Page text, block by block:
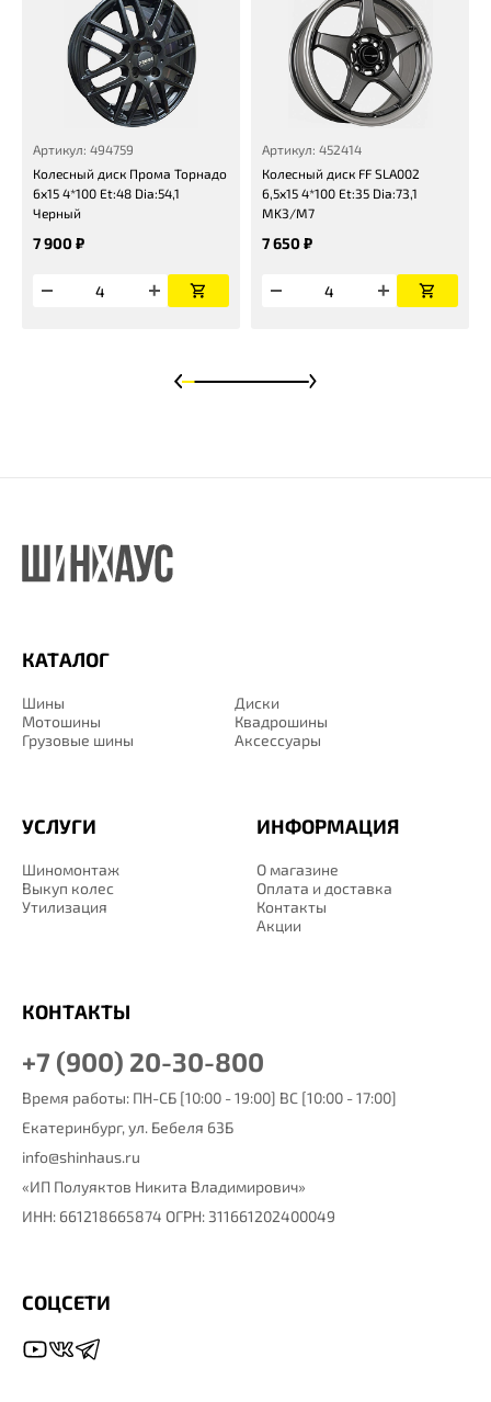
Артикул: 494759
Колесный диск Прома Торнадо
6x15 4*100 Et:48 Dia:54,1
Черный
7 900 ₽
Артикул: 452414
Колесный диск FF SLA002
6,5x15 4*100 Et:35 Dia:73,1
MK3/M7
7 650 ₽
КАТАЛОГ
Шины
Диски
Мотошины
Квадрошины
Грузовые шины
Аксессуары
ИНФОРМАЦИЯ
О магазине
Оплата и доставка
Контакты
Акции
УСЛУГИ
Шиномонтаж
Выкуп колес
Утилизация
КОНТАКТЫ
+7 (900) 20-30-800
Время работы: ПН-СБ [10:00 - 19:00] ВС [10:00 - 17:00]
Екатеринбург, ул. Бебеля 63Б
info@shinhaus.ru
«ИП Полуяктов Никита Владимирович»
ИНН: 661218665874 ОГРН: 311661202400049
СОЦСЕТИ